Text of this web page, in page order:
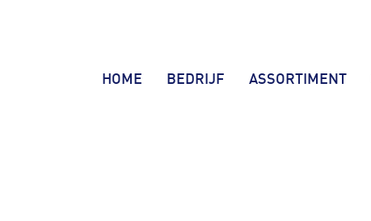
HOME BEDRIJF ASSORTIMENT